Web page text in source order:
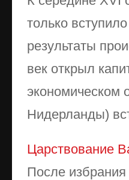
только
результаты
век открыл
экономическом
Нидерланды)
Царствование
После